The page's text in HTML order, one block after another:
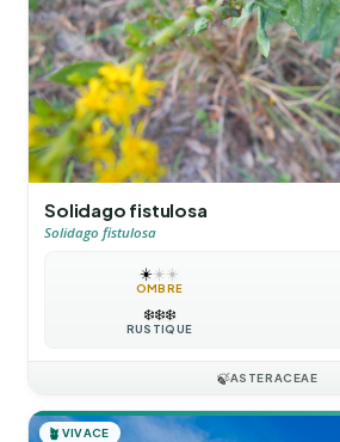
Solidago fistulosa
Solidago fistulosa
☀️☀️☀️
OMBRE
❄️❄️❄️
RUSTIQUE
🍃ASTERACEAE
🪴 VIVACE